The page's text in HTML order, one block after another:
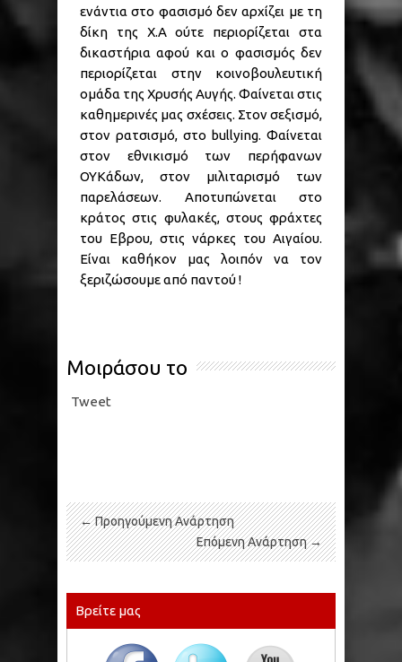
ενάντια στο φασισμό δεν αρχίζει με τη
δίκη της Χ.Α ούτε περιορίζεται στα
δικαστήρια αφού και ο φασισμός δεν
περιορίζεται στην κοινοβουλευτική
ομάδα της Χρυσής Αυγής. Φαίνεται στις
καθημερινές μας σχέσεις. Στον σεξισμό,
στον ρατσισμό, στο bullying. Φαίνεται
στον εθνικισμό των περήφανων
ΟΥΚάδων, στον μιλιταρισμό των
παρελάσεων. Αποτυπώνεται στο
κράτος στις φυλακές, στους φράχτες
του Εβρου, στις νάρκες του Αιγαίου.
Είναι καθήκον μας λοιπόν να τον
ξεριζώσουμε από παντού !
Μοιράσου το
Tweet
← Προηγούμενη Ανάρτηση
Επόμενη Ανάρτηση →
Βρείτε μας